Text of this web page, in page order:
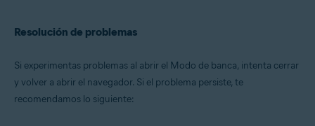
Resolución de problemas
Si experimentas problemas al abrir el Modo de banca, intenta cerrar
y volver a abrir el navegador. Si el problema persiste, te
recomendamos lo siguiente: